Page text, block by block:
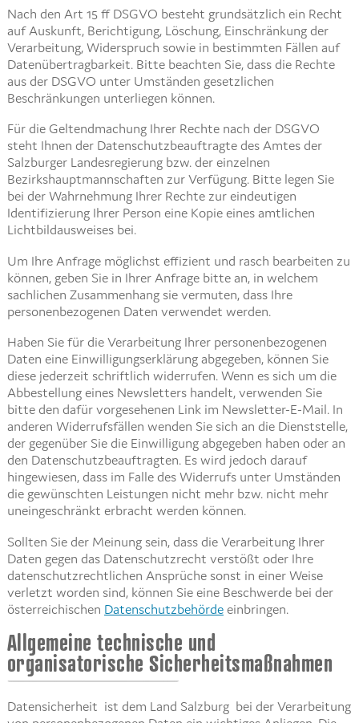
Nach den Art 15 ff DSGVO besteht grundsätzlich ein Recht
auf Auskunft, Berichtigung, Löschung, Einschränkung der
Verarbeitung, Widerspruch sowie in bestimmten Fällen auf
Datenübertragbarkeit. Bitte beachten Sie, dass die Rechte
aus der DSGVO unter Umständen gesetzlichen
Beschränkungen unterliegen können.
Für die Geltendmachung Ihrer Rechte nach der DSGVO
steht Ihnen der Datenschutzbeauftragte des Amtes der
Salzburger Landesregierung bzw. der einzelnen
Bezirkshauptmannschaften zur Verfügung. Bitte legen Sie
bei der Wahrnehmung Ihrer Rechte zur eindeutigen
Identifizierung Ihrer Person eine Kopie eines amtlichen
Lichtbildausweises bei.
Um Ihre Anfrage möglichst effizient und rasch bearbeiten zu
können, geben Sie in Ihrer Anfrage bitte an, in welchem
sachlichen Zusammenhang sie vermuten, dass Ihre
personenbezogenen Daten verwendet werden.
Haben Sie für die Verarbeitung Ihrer personenbezogenen
Daten eine Einwilligungserklärung abgegeben, können Sie
diese jederzeit schriftlich widerrufen. Wenn es sich um die
Abbestellung eines Newsletters handelt, verwenden Sie
bitte den dafür vorgesehenen Link im Newsletter-E-Mail. In
anderen Widerrufsfällen wenden Sie sich an die Dienststelle,
der gegenüber Sie die Einwilligung abgegeben haben oder an
den Datenschutzbeauftragten. Es wird jedoch darauf
hingewiesen, dass im Falle des Widerrufs unter Umständen
die gewünschten Leistungen nicht mehr bzw. nicht mehr
uneingeschränkt erbracht werden können.
Sollten Sie der Meinung sein, dass die Verarbeitung Ihrer
Daten gegen das Datenschutzrecht verstößt oder Ihre
datenschutzrechtlichen Ansprüche sonst in einer Weise
verletzt worden sind, können Sie eine Beschwerde bei der
österreichischen Datenschutzbehördeeinbringen.
Allgemeine technische und
organisatorische Sicherheitsmaßnahmen
Datensicherheit ist dem Land Salzburg bei der Verarbeitung